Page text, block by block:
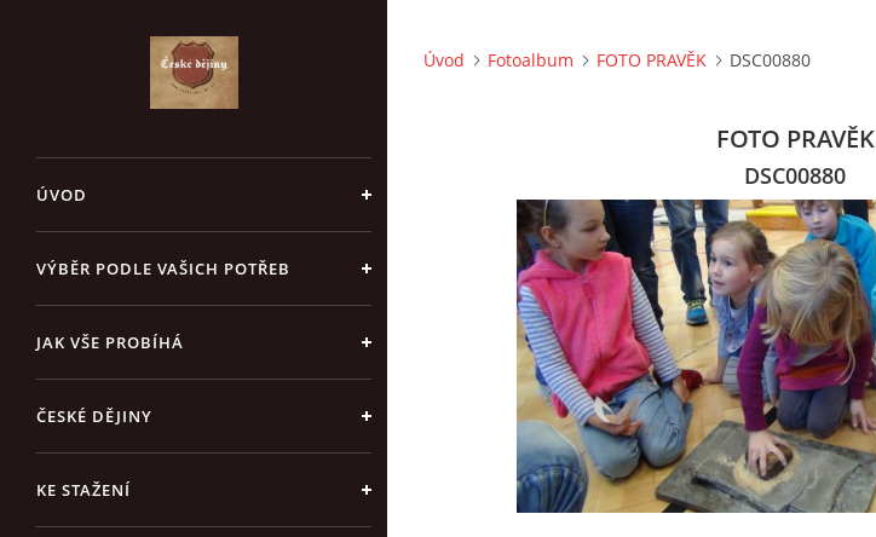
ÚVOD
VÝBĚR PODLE VAŠICH POTŘEB
JAK VŠE PROBÍHÁ
ČESKÉ DĚJINY
KE STAŽENÍ
Úvod Fotoalbum FOTO PRAVĚK DSC00880
FOTO PRAVĚK
DSC00880